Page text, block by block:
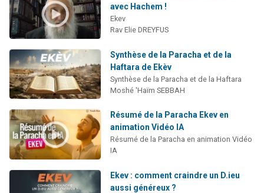
avec Hachem !
Ekev
Rav Elie DREYFUS
Synthèse de la Paracha et de la
Haftara de Ekèv
Synthèse de la Paracha et de la Haftara
Moshé 'Haïm SEBBAH
Résumé de la Paracha Ekev en
animation Vidéo IA
Résumé de la Paracha en animation Vidéo
IA
Ekev : comment craindre un D.ieu
aussi généreux ?